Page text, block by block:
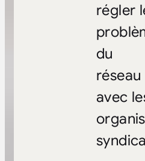
régler
du
réseau
avec